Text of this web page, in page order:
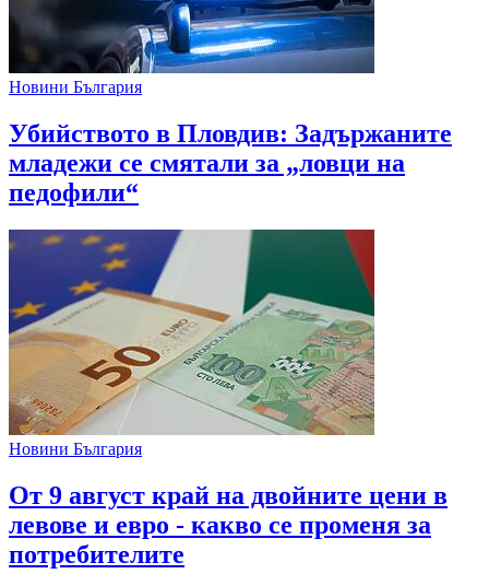
Новини България
Убийството в Пловдив: Задържаните
младежи се смятали за „ловци на
педофили“
Новини България
От 9 август край на двойните цени в
левове и евро - какво се променя за
потребителите